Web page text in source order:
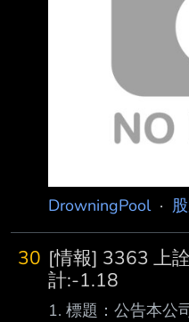
30 4.1月1日累計
元):35,626,019
(毛損) (仟元):22,
DrowningPool·
30 [情報] 3363 上
計:-1.18
1. 標題：公告本公